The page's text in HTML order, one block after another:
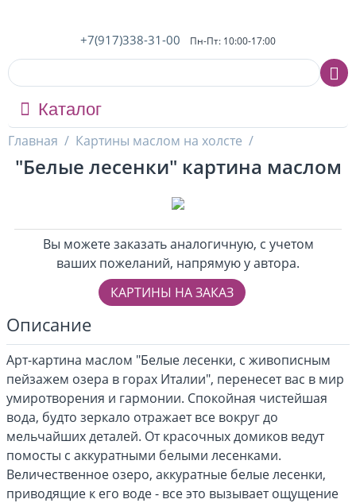
+7(917)338-31-00 Пн-Пт: 10:00-17:00
Каталог
Главная / Картины маслом на холсте /
"Белые лесенки" картина маслом
Вы можете заказать аналогичную, с учетом
ваших пожеланий, напрямую у автора.
КАРТИНЫ НА ЗАКАЗ
Описание
Арт-картина маслом "Белые лесенки, с живописным
пейзажем озера в горах Италии", перенесет вас в мир
умиротворения и гармонии. Спокойная чистейшая
вода, будто зеркало отражает все вокруг до
мельчайших деталей. От красочных домиков ведут
помосты с аккуратными белыми лесенками.
Величественное озеро, аккуратные белые лесенки,
приводящие к его воде - все это вызывает ощущение